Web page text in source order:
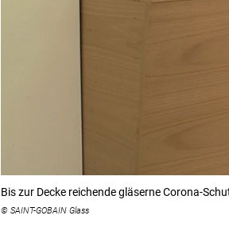
Bis zur Decke reichende gläserne Corona-
© SAINT-GOBAIN Glass